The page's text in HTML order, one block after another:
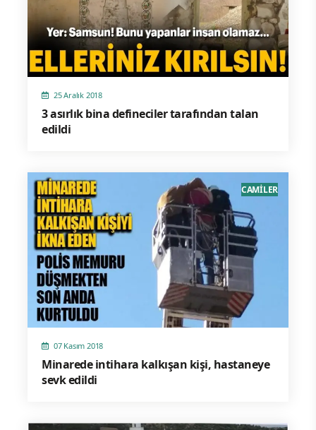
25 Aralık 2018
3 asırlık bina defineciler tarafından talan
edildi
07 Kasım 2018
Minarede intihara kalkışan kişi, hastaneye
sevk edildi
CAMİLER